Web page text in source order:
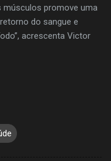
músculos promove uma
do sangue e
acrescenta Victor